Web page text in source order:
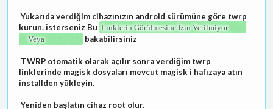
Yukarıda verdiğim cihazınızın android sürümüne göre twrp
kurun. isterseniz Bu Linklerin Görülmesine İzin Verilmiyor
Veya bakabilirsiniz
TWRP otomatik olarak açılır sonra verdiğim twrp
linklerinde magisk dosyaları mevcut magisk i hafızaya atın
installden yükleyin.
Yeniden başlatın cihaz root olur.